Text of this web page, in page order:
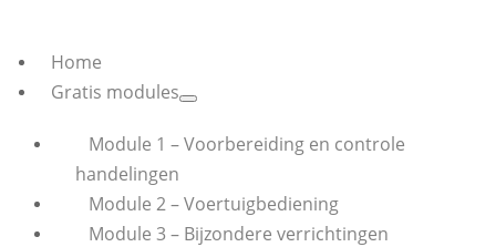
Home
Gratis modules
Module 1 – Voorbereiding en controle
handelingen
Module 2 – Voertuigbediening
Module 3 – Bijzondere verrichtingen